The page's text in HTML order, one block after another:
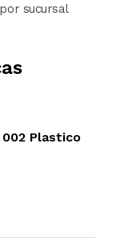
sucursal
002 Plastico